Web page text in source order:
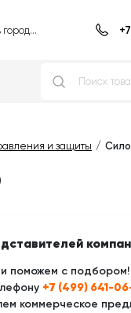
и защиты
поможем с подбором!
+7 (499) 641-
коммерческое